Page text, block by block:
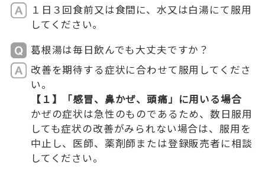
１日３回食前又は食間に、水又は白湯にて服用
してください｡
葛根湯は毎日飲んでも大丈夫ですか？
改善を期待する症状に合わせて服用してくださ
い。
【１】「感冒、鼻かぜ、頭痛」に用いる場合
かぜの症状は急性のものであるため、数日服用
しても症状の改善がみられない場合は、服用を
中止し、医師、薬剤師または登録販売者に相談
してください。